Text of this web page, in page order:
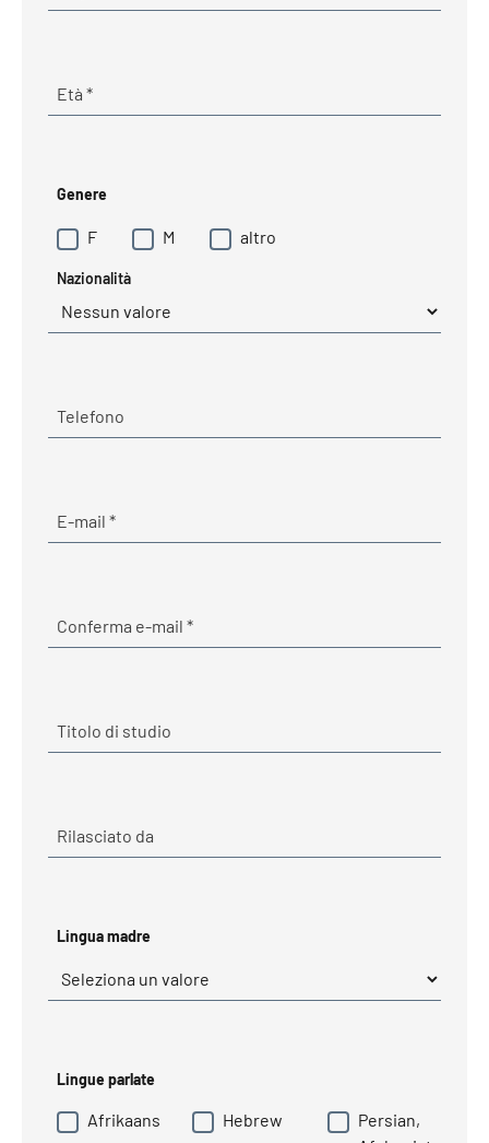
Età *Required
Genere
F M altro
Nazionalità
Telefono
E-mail *Required
Conferma e-mail *Required
Titolo di studio
Rilasciato da
Lingua madre
Lingua madre
Lingue parlate
Afrikaans Hebrew
Persian,